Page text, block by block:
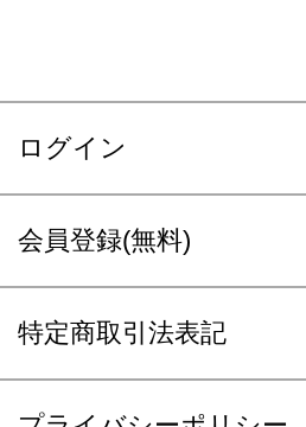
ログイン
会員登録(無料)
特定商取引法表記